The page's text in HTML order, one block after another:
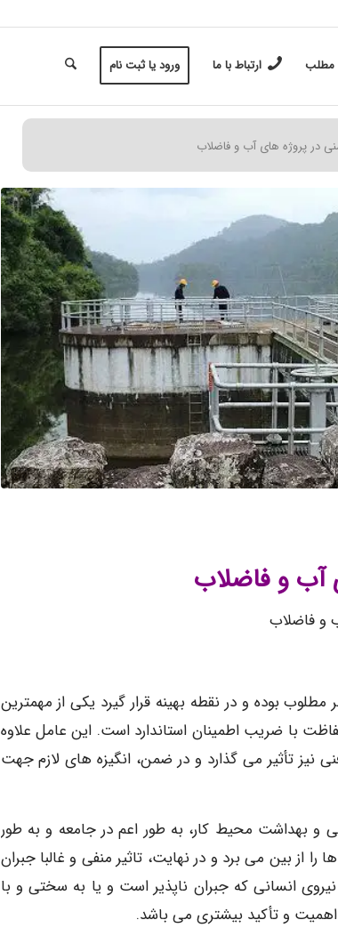
مطلب ارتباط با ما ورود یا ثبت نام
در پروژه های آب و فاضلاب
آب و فاضلاب
و فاضلاب
بوده و در نقطه بهینه قرار گیرد یکی از مهمترین
با ضریب اطمینان استاندارد است. این عامل علاوه
نیز تأثیر می گذارد و در ضمن، انگیزه های لازم جهت
و بهداشت محیط کار، به طور اعم در جامعه و به طور
بین می برد و در نهایت، تاثیر منفی و غالبا جبران
نیروی انسانی که جبران ناپذیر است و یا به سختی و با
و تأکید بیشتری می باشد.